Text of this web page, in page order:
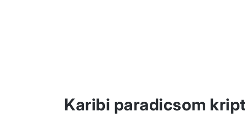
Karibi paradicsom